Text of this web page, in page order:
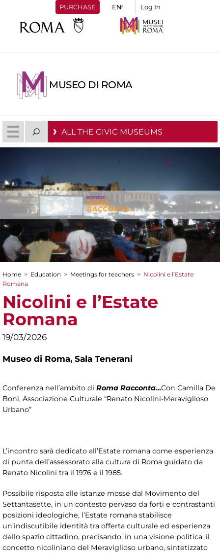
PURCHASE Log In
MUSEO DI ROMA
ALL THE CIVIC MUSEUMS
You are here
Home > Education > Meetings for teachers > Nicolini e l’Estate
Romana
Nicolini e l’Estate
Romana
19/03/2026
Museo di Roma, Sala Tenerani
Conferenza nell’ambito di Roma Racconta…Con Camilla De
Boni, Associazione Culturale “Renato Nicolini-Meraviglioso
Urbano”
L’incontro sarà dedicato all’Estate romana come esperienza
di punta dell’assessorato alla cultura di Roma guidato da
Renato Nicolini tra il 1976 e il 1985.
Possibile risposta alle istanze mosse dal Movimento del
Settantasette, in un contesto pervaso da forti e contrastanti
posizioni ideologiche, l’Estate romana stabilisce
un’indiscutibile identità tra offerta culturale ed esperienza
dello spazio cittadino, precisando, in una visione politica, il
concetto nicoliniano del Meraviglioso urbano, sintetizzato